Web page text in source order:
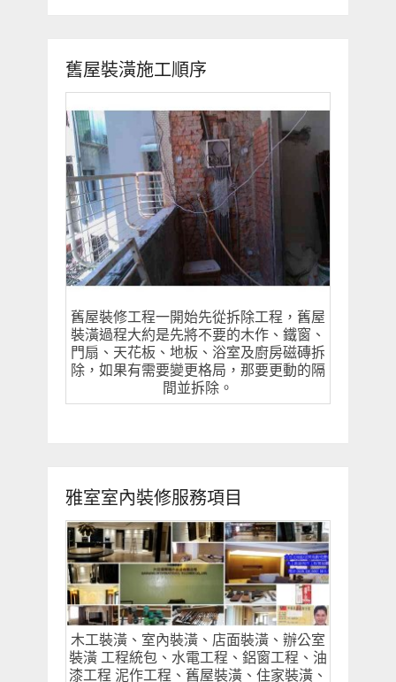
舊屋裝潢施工順序
舊屋裝修工程一開始先從拆除工程，舊屋
裝潢過程大約是先將不要的木作、鐵窗、
門扇、天花板、地板、浴室及廚房磁磚拆
除，如果有需要變更格局，那要更動的隔
間並拆除。
雅室室內裝修服務項目
木工裝潢、室內裝潢、店面裝潢、辦公室
裝潢 工程統包、水電工程、鋁窗工程、油
漆工程 泥作工程、舊屋裝潢、住家裝潢、